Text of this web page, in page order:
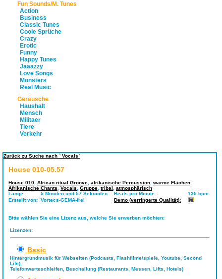
Fun Sounds/M. Tunes
Action
Business
Classic Tunes
Coole Sprüche
Crazy
Erotic
Funny
Happy Tunes
Jaaazzy
Love Songs
Monsters
Real Music
Geräusche
Haushalt
Mensch
Militaer
Tiere
Verkehr
Zurück zu Suche nach ` Vocals`
House 010-05.57
House 010 African ritual Groove afrikanische Percussion warme Flächen
Afrikanische Chants
Vocals Gruppe tribal
atmosphärisch
Länge:
5 Minuten und 57 Sekunden Beats pro Minute:
135 bpm
Erstellt von: Vortecs-GEMA-frei Demo (verringerte Qualität):
Bitte wählen Sie eine Lizenz aus, welche Sie erwerben möchten:
Lizenzen:
Basic
Hintergrundmusik für Webseiten (Podcasts, Flashfilme/spiele, Youtube, Second
Life),
Telefonwarteschleifen, Beschallung (Restaurants, Messen, Lifts, Hotels)